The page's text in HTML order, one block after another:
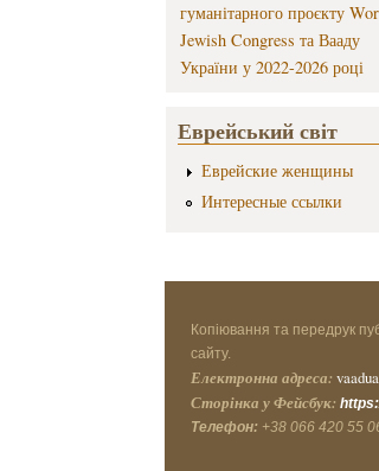
гуманітарного проєкту
Jewish Congress та Вааду
України у 2022-2026 році
Еврейський світ
Еврейские женщины
Интересные ссылки
Копіювання та передрук
сайту.
Електронна адреса:
Сторінка у Фейсбук:
Телефон: +38 066 420 55